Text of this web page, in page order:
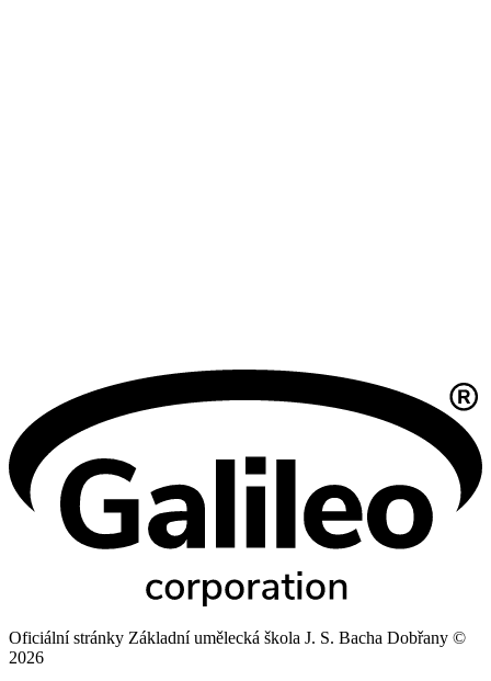
Oficiální stránky Základní umělecká škola J. S. Bacha Dobřany ©
2026